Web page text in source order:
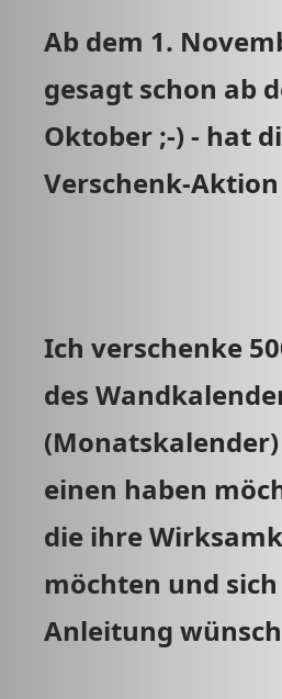
Ab dem 1.
gesagt schon ab
Oktober ;-) - hat
Verschenk-
Ich verschenke
des
einen haben
die ihre
möchten und
Anleitung